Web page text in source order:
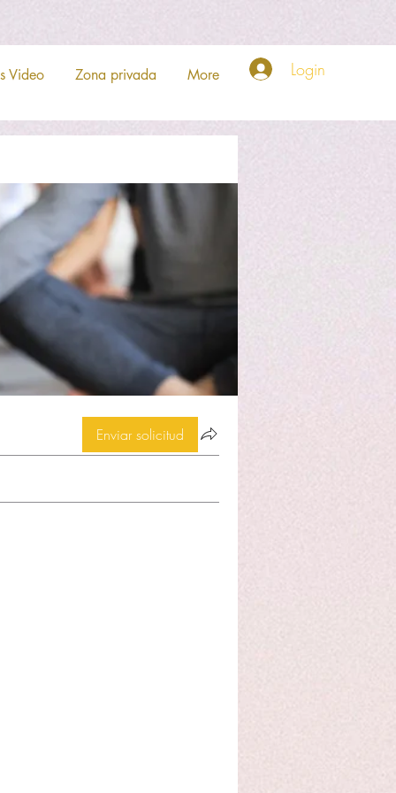
Video Zona privada More Login
Enviar solicitud